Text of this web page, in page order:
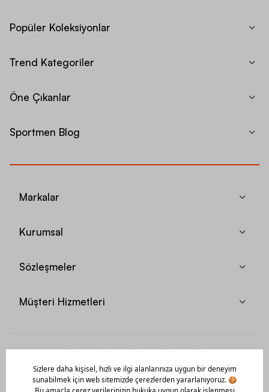
Popüler Koleksiyonlar
Trend Kategoriler
Öne Çıkanlar
Sportmen Blog
Markalar
Kurumsal
Sözleşmeler
Müşteri Hizmetleri